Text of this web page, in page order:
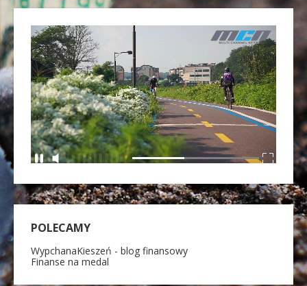
POLECAMY
WypchanaKieszeń - blog finansowy
Finanse na medal